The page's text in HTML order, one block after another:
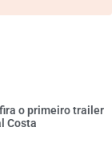
o primeiro trailer
Costa